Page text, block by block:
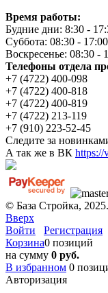
Время работы:
Будние дни: 8:30 -
Суббота: 08:30 - 17:00
Воскресенье: 08:30 -
Телефоны отдела
+7 (4722) 400-098
+7 (4722) 400-818
+7 (4722) 400-819
+7 (4722) 213-119
+7 (910) 223-52-45
Следите за
А так же в ВК https://
© База Стройка, 2025.
Вверх
Войти
Регистрация
Корзина0 позиций
на сумму 0 руб.
В избранном 0
Авторизация